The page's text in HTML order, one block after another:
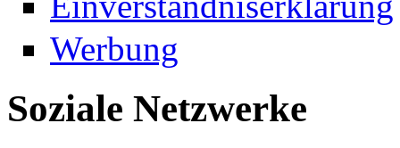
Werbung
Soziale Netzwerke